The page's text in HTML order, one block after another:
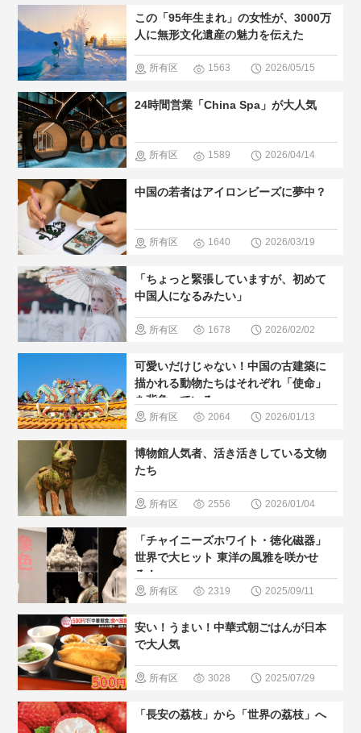
のグルメ
＃人気・お
現地の暮ら
この「95年生まれ」の女性が、3000万
人に無形文化遺産の魅力を伝えた
所有区 1563 2026/05/15
24時間営業「China Spa」が大人気
所有区
すすめ ＃
し方
1589 2026/04/14
中国の若者はアイロンビーズに夢中？
所有区
の暮らし方
1640 2026/03/19
「ちょっと緊張していますが、初めて
中国人になるみたい」
所有区
巡る ＃人
気・おすす
の暮らし方
1678 2026/02/02
可愛いだけじゃない！中国の古建築に
描かれる動物たちはそれぞれ「使命」
を背負っている
所有区
巡る
気・おすす
文化遺産
2064 2026/01/13
博物館人気者、活き活きしている文物
たち
所有区
巡る ＃博
物館 ＃人
め
2556 2026/01/04
「チャイニーズホワイト・徳化磁器」
世界で大ヒット 東洋の風雅を咲かせ
る！
所有区
文化遺産
＃人気・お
現地の暮ら
2319 2025/09/11
安い！うまい！中華式朝ごはんが日本
で大人気
所有区 3028 2025/07/29
「長安の荔枝」から「世界の荔枝」へ